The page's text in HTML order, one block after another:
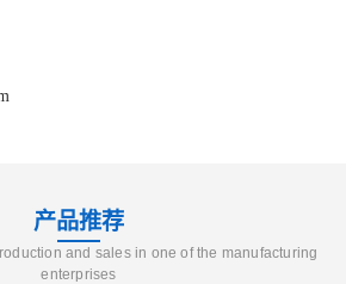
产品推荐
and sales in one of the manufacturing
enterprises